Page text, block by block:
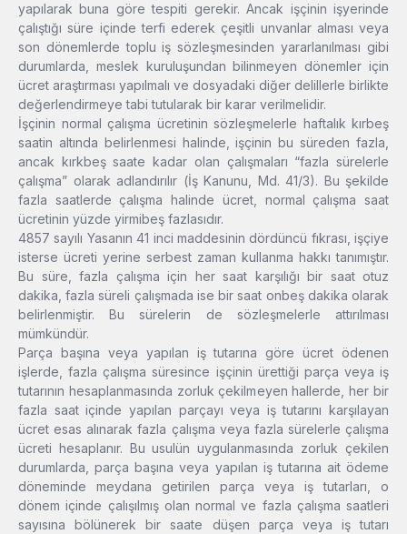
yapılarak buna göre tespiti gerekir. Ancak işçinin işyerinde
çalıştığı süre içinde terfi ederek çeşitli unvanlar alması veya
son dönemlerde toplu iş sözleşmesinden yararlanılması gibi
durumlarda, meslek kuruluşundan bilinmeyen dönemler için
ücret araştırması yapılmalı ve dosyadaki diğer delillerle birlikte
değerlendirmeye tabi tutularak bir karar verilmelidir.
İşçinin normal çalışma ücretinin sözleşmelerle haftalık kırbeş
saatin altında belirlenmesi halinde, işçinin bu süreden fazla,
ancak kırkbeş saate kadar olan çalışmaları “fazla sürelerle
çalışma” olarak adlandırılır (İş Kanunu, Md. 41/3). Bu şekilde
fazla saatlerde çalışma halinde ücret, normal çalışma saat
ücretinin yüzde yirmibeş fazlasıdır.
4857 sayılı Yasanın 41 inci maddesinin dördüncü fıkrası, işçiye
isterse ücreti yerine serbest zaman kullanma hakkı tanımıştır.
Bu süre, fazla çalışma için her saat karşılığı bir saat otuz
dakika, fazla süreli çalışmada ise bir saat onbeş dakika olarak
belirlenmiştir. Bu sürelerin de sözleşmelerle attırılması
mümkündür.
Parça başına veya yapılan iş tutarına göre ücret ödenen
işlerde, fazla çalışma süresince işçinin ürettiği parça veya iş
tutarının hesaplanmasında zorluk çekilmeyen hallerde, her bir
fazla saat içinde yapılan parçayı veya iş tutarını karşılayan
ücret esas alınarak fazla çalışma veya fazla sürelerle çalışma
ücreti hesaplanır. Bu usulün uygulanmasında zorluk çekilen
durumlarda, parça başına veya yapılan iş tutarına ait ödeme
döneminde meydana getirilen parça veya iş tutarları, o
dönem içinde çalışılmış olan normal ve fazla çalışma saatleri
sayısına bölünerek bir saate düşen parça veya iş tutarı